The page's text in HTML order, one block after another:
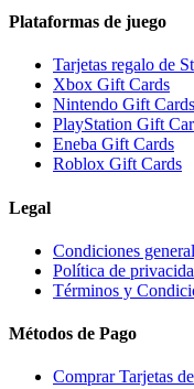
Plataformas de juego
Tarjetas regalo de
Xbox Gift Cards
Nintendo Gift Cards
PlayStation Gift
Eneba Gift Cards
Roblox Gift Cards
Legal
Condiciones
Política de
Términos y
Métodos de Pago
Comprar Tarjetas